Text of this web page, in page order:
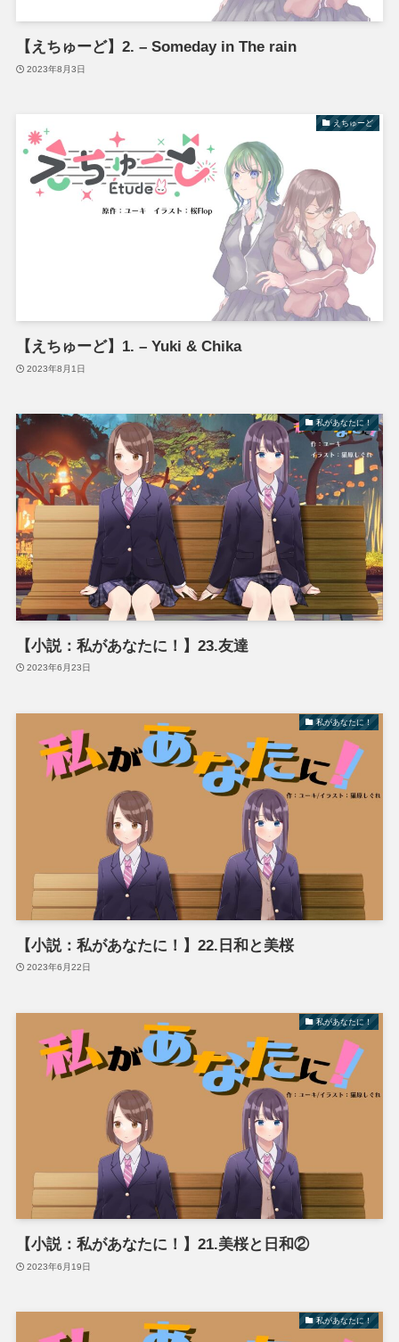
【えちゅーど】2. – Someday in The rain
2023年8月3日
えちゅーど
【えちゅーど】1. – Yuki & Chika
2023年8月1日
私があなたに！
【小説：私があなたに！】23.友達
2023年6月23日
私があなたに！
【小説：私があなたに！】22.日和と美桜
2023年6月22日
私があなたに！
【小説：私があなたに！】21.美桜と日和②
2023年6月19日
私があなたに！